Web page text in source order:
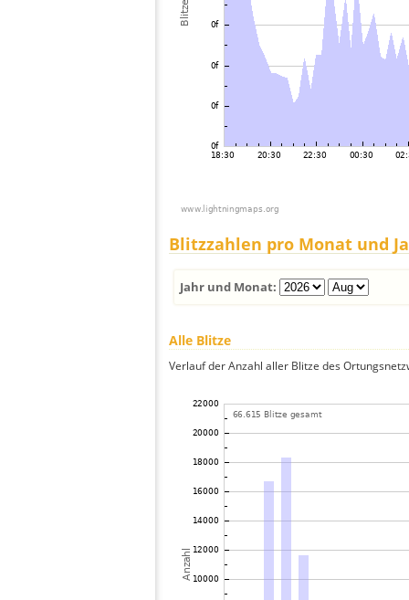
Blitzzahlen pro Monat und
Jahr und Monat:
Alle Blitze
Verlauf der Anzahl aller Blitze des